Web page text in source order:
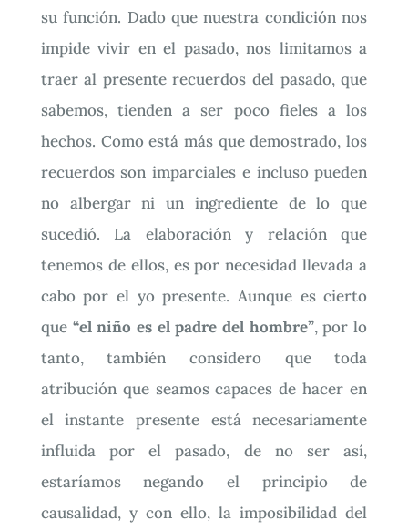
su función. Dado que nuestra condición nos
impide vivir en el pasado, nos limitamos a
traer al presente recuerdos del pasado, que
sabemos, tienden a ser poco fieles a los
hechos. Como está más que demostrado, los
recuerdos son imparciales e incluso pueden
no albergar ni un ingrediente de lo que
sucedió. La elaboración y relación que
tenemos de ellos, es por necesidad llevada a
cabo por el yo presente. Aunque es cierto
que “el niño es el padre del hombre”, por lo
tanto, también considero que toda
atribución que seamos capaces de hacer en
el instante presente está necesariamente
influida por el pasado, de no ser así,
estaríamos negando el principio de
causalidad, y con ello, la imposibilidad del